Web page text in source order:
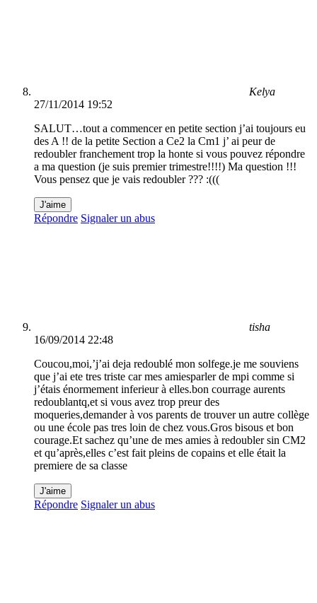
Kelya
27/11/2014 19:52
SALUT…tout a commencer en petite section j’ai toujours eu
des A !! de la petite Section a Ce2 la Cm1 j’ ai peur de
redoubler franchement trop la honte si vous pouvez répondre
a ma question (je suis premier trimestre!!!!) Ma question !!!
Vous pensez que je vais redoubler ??? :(((
J'aime
Répondre Signaler un abus
tisha
16/09/2014 22:48
Coucou,moi,’j’ai deja redoublé mon solfege.je me souviens
que j’ai ete tres triste car mes amiesparler de mpi comme si
j’étais énormement inferieur à elles.bon courrage aurents
redoublantq,et si vous avez trop preur des
moqueries,demander à vos parents de trouver un autre collège
ou une école pas tres loin de chez vous.Gros bisous et bon
courage.Et sachez qu’une de mes amies à redoubler sin CM2
et qu’après,elles c’est fait pleins de copains et elle était la
premiere de sa classe
J'aime
Répondre Signaler un abus